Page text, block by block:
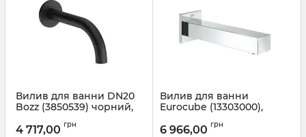
Вилив для ванни DN20
Bozz (3850539) чорний,
Артикул:3850539
4 717,00 грн
Вилив для ванни
Eurocube (13303000),
Артикул:13303000
6 966,00 грн